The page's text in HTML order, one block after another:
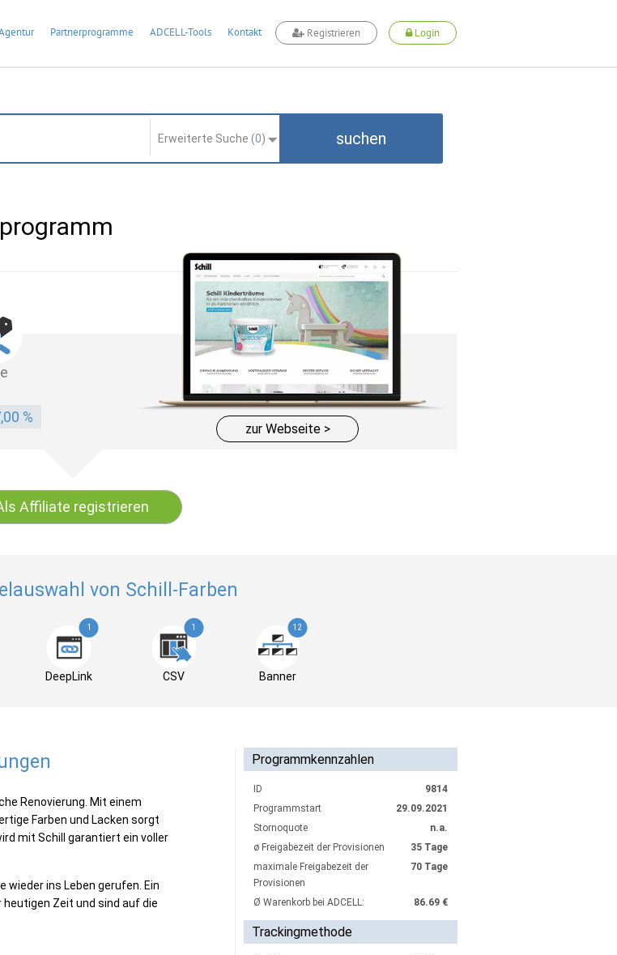
Partnerprogramme ADCELL-Tools Kontakt Registrieren Login
Erweiterte Suche (0) suchen
%
zur Webseite >
Affiliate registrieren
von Schill-Farben
1
DeepLink
1
CSV
12
Banner
Renovierung. Mit einem
Farben und Lacken sorgt
mit Schill garantiert ein voller
wieder ins Leben gerufen. Ein
Zeit und sind auf die
Programmkennzahlen
ID
9814
Programmstart
29.09.2021
Stornoquote
n.a.
ø Freigabezeit der Provisionen
35 Tage
maximale Freigabezeit der
Provisionen
70 Tage
Ø Warenkorb bei ADCELL: 86.69 €
Trackingmethode